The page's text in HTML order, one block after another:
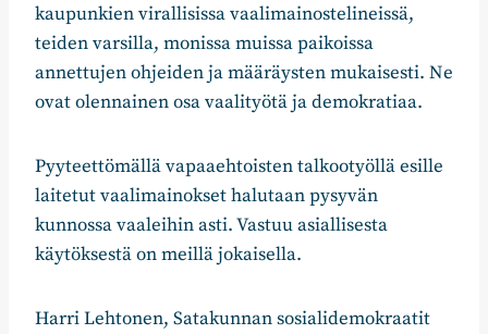
kaupunkien virallisissa vaalimainostelineissä,
teiden varsilla, monissa muissa paikoissa
annettujen ohjeiden ja määräysten mukaisesti. Ne
ovat olennainen osa vaalityötä ja demokratiaa.
Pyyteettömällä vapaaehtoisten talkootyöllä esille
laitetut vaalimainokset halutaan pysyvän
kunnossa vaaleihin asti. Vastuu asiallisesta
käytöksestä on meillä jokaisella.
Harri Lehtonen, Satakunnan sosialidemokraatit